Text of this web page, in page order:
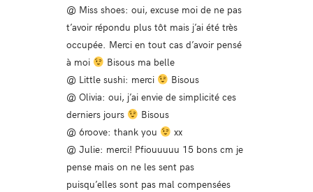
@ Miss shoes: oui, excuse moi de ne pas
t’avoir répondu plus tôt mais j’ai été très
occupée. Merci en tout cas d’avoir pensé
à moi
Bisous ma belle
@ Little sushi: merci
Bisous
@ Olivia: oui, j’ai envie de simplicité ces
derniers jours
Bisous
@ 6roove: thank you
xx
@ Julie: merci! Pfiouuuuu 15 bons cm je
pense mais on ne les sent pas
puisqu’elles sont pas mal compensées